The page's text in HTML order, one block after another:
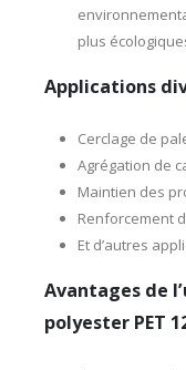
plus
Applications
Cerclage de
Agrégation de
Maintien des
Renforcement
Et d’autres
Avantages de
polyester PET